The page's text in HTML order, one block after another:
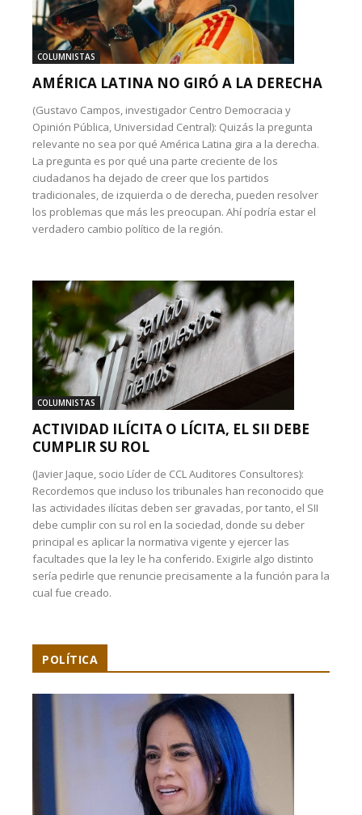
COLUMNISTAS
AMÉRICA LATINA NO GIRÓ A LA DERECHA
(Gustavo Campos, investigador Centro Democracia y
Opinión Pública, Universidad Central): Quizás la pregunta
relevante no sea por qué América Latina gira a la derecha.
La pregunta es por qué una parte creciente de los
ciudadanos ha dejado de creer que los partidos
tradicionales, de izquierda o de derecha, pueden resolver
los problemas que más les preocupan. Ahí podría estar el
verdadero cambio político de la región.
COLUMNISTAS
ACTIVIDAD ILÍCITA O LÍCITA, EL SII DEBE
CUMPLIR SU ROL
(Javier Jaque, socio Líder de CCL Auditores Consultores):
Recordemos que incluso los tribunales han reconocido que
las actividades ilícitas deben ser gravadas, por tanto, el SII
debe cumplir con su rol en la sociedad, donde su deber
principal es aplicar la normativa vigente y ejercer las
facultades que la ley le ha conferido. Exigirle algo distinto
sería pedirle que renuncie precisamente a la función para la
cual fue creado.
POLÍTICA